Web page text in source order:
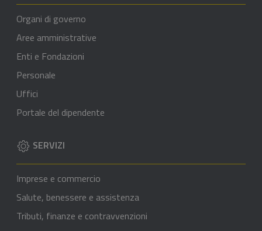
Organi di governo
Aree amministrative
Enti e Fondazioni
Personale
Uffici
Portale del dipendente
SERVIZI
Imprese e commercio
Salute, benessere e assistenza
Tributi, finanze e contravvenzioni